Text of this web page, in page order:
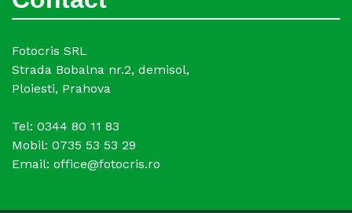
Fotocris SRL
Strada Bobalna nr.2, demisol,
Ploiesti, Prahova
Tel: 0344 80 11 83
Mobil: 0735 53 53 29
Email: office@fotocris.ro